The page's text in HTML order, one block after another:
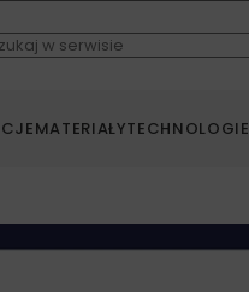
MATERIAŁYTECHNOLOGIE